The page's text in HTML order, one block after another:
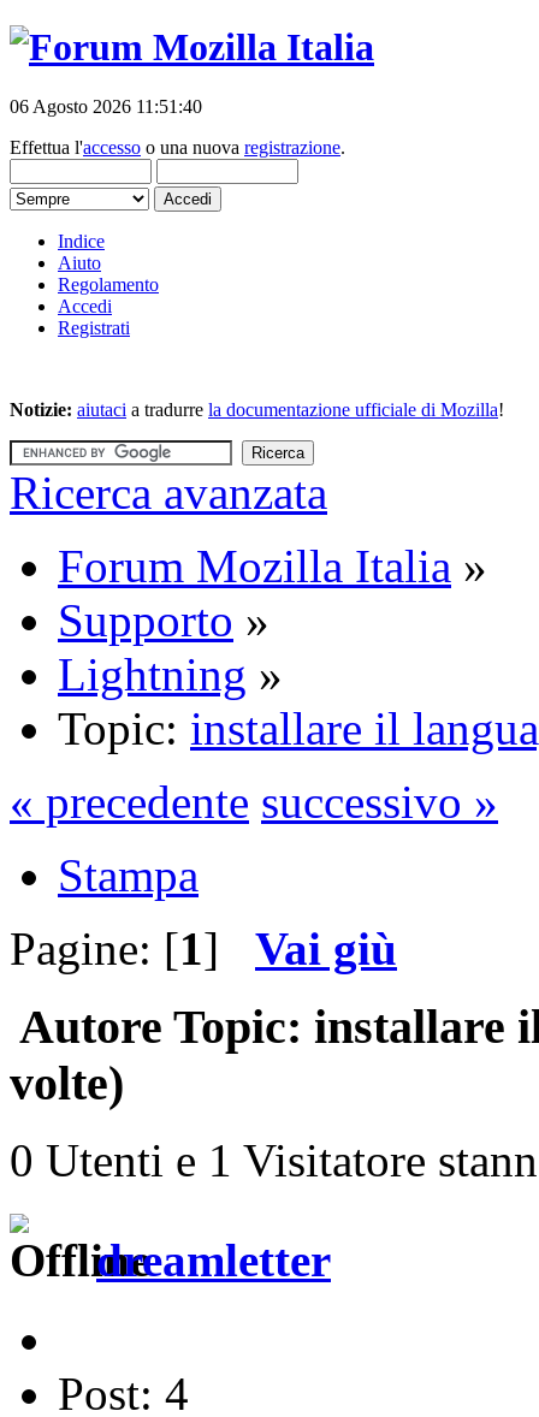
06 Agosto 2026 11:51:40
Effettua l'accesso o una nuova registrazione.
Indice
Aiuto
Regolamento
Accedi
Registrati
Notizie: aiutaci a tradurre la documentazione ufficiale di Mozilla!
Ricerca avanzata
Forum Mozilla Italia »
Supporto »
Lightning »
Topic: installare il
« precedente successivo »
Stampa
Pagine: [1] Vai giù
Autore Topic: installare
volte)
0 Utenti e 1 Visitatore
dreamletter
Post: 4